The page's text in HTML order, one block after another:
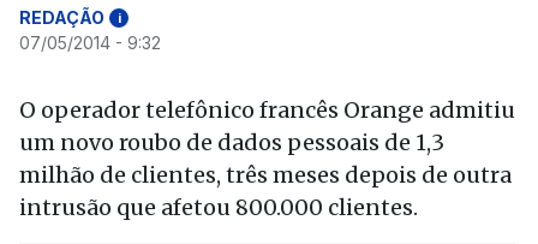
REDAÇÃO i
07/05/2014 - 9:32
O operador telefônico francês Orange admitiu
um novo roubo de dados pessoais de 1,3
milhão de clientes, três meses depois de outra
intrusão que afetou 800.000 clientes.